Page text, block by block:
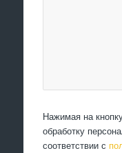
Нажимая на
обработку
соответствии с